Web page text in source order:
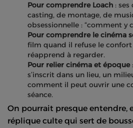
Pour comprendre Loach :
casting, de montage, de
obsessionnelle : “comment y
Pour comprendre le cinéma
film quand il refuse le
réapprend à regarder.
Pour relier cinéma et époque
s’inscrit dans un lieu, un
comment il peut ouvrir une
séance.
On pourrait presque entendre,
réplique culte qui sert de